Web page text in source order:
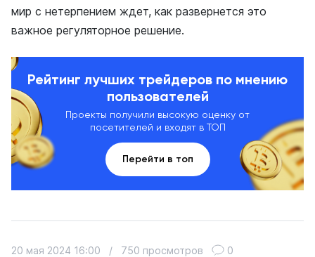
мир с нетерпением ждет, как развернется это
важное регуляторное решение.
Рейтинг лучших трейдеров по мнению
пользователей
Проекты получили высокую оценку от
посетителей и входят в ТОП
Перейти в топ
20 мая 2024 16:00 / 750 просмотров 0